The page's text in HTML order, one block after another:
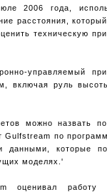
2006 года,
расстояния,
техническую
управляемый
включая руль
можно назвать
по
которые
моделях.'
работу